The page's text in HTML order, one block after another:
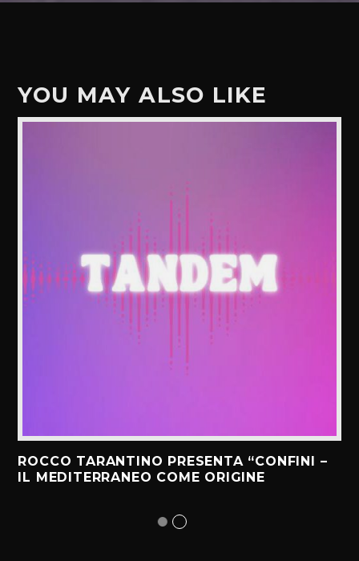
YOU MAY ALSO LIKE
ROCCO TARANTINO PRESENTA “CONFINI –
IL MEDITERRANEO COME ORIGINE